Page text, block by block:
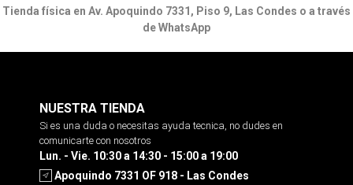
Tienda física en Av. Apoquindo 7331, Piso 9, Las Condes o a través
de WhatsApp
NUESTRA TIENDA
Si es una duda o necesitas ayuda tecnica, no dudes en
comunicarte con nosotros
Lun. - Vie. 10:30 a 14:30 - 15:00 a 19:00
Apoquindo 7331 OF 918 - Las Condes